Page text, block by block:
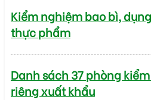
Kiểm nghiệm bao bì,
thực phẩm
Danh sách 37 phòng
riêng xuất khẩu